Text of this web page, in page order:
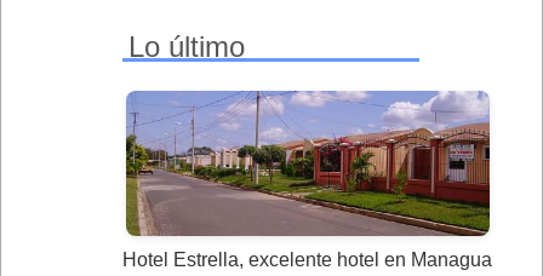
Lo último
Hotel Estrella, excelente hotel en Managua